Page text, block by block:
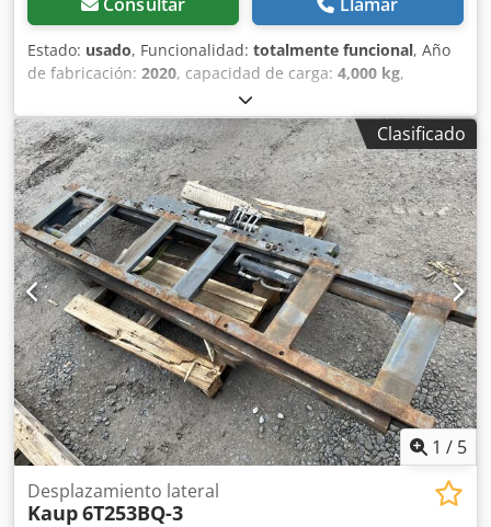
Estado: usado, Funcionalidad: totalmente funcional, Año
de fabricación: 2020, capacidad de carga: 4,000 kg,
Desplazador lateral Cedpfxjyi I U Hj Ad Ierf Clase ISO: ISO
Clase 3 = 2.500 - 4.999 kg Estado: Listo para usar y
totalmente funcional Condición técnica: buena
Descripción: Año 2020 ISO 3A (51 cm) Capacidad 4.000 kg
Doble desplazador lateral Ancho 1.550 mm Horquillas
1.200 mm ID OS1868
Clasificado
1 / 5
Desplazamiento lateral
Kaup6T253BQ-3